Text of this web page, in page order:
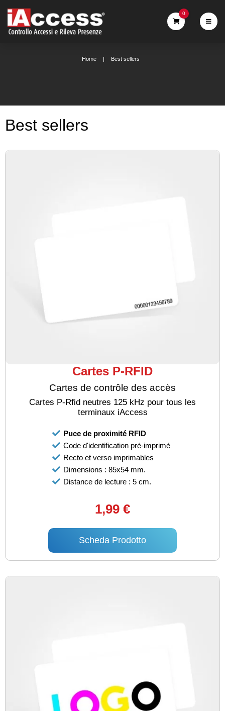
0
Home Best sellers
Best sellers
Cartes P-RFID
Cartes de contrôle des accès
Cartes P-Rfid neutres 125 kHz pour tous les
terminaux iAccess
Puce de proximité RFID
Code d'identification pré-imprimé
Recto et verso imprimables
Dimensions : 85x54 mm.
Distance de lecture : 5 cm.
1,99 €
Scheda Prodotto